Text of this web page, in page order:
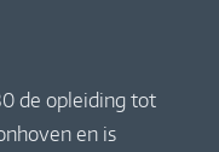
de opleiding tot
en is